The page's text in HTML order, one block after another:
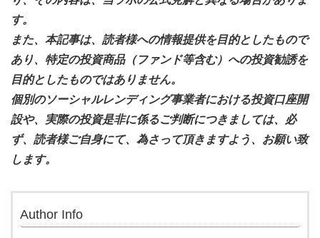
す。
また、本記事は、読者様への情報提供を目的としたもので
あり、特定の投資商品（ファンド等含む）への投資勧誘を
目的としたものではありません。
個別のソーシャルレンディング事業者における投資口座開
設や、実際の投資是非に係るご判断につきましては、必
ず、読者様ご自身にて、為さって頂きますよう、お願い致
します。
Author Info